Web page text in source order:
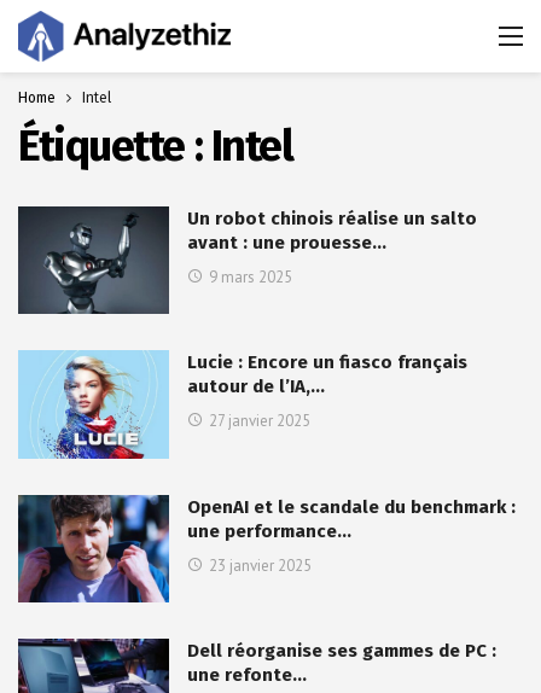
Home Intel
Étiquette : Intel
Un robot chinois réalise un salto
avant : une prouesse…
9 mars 2025
Lucie : Encore un fiasco français
autour de l’IA,…
27 janvier 2025
OpenAI et le scandale du benchmark :
une performance…
23 janvier 2025
Dell réorganise ses gammes de PC :
une refonte…